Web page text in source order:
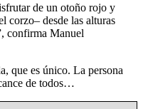
de un otoño rojo y
corzo– desde las alturas
confirma Manuel
que es único. La persona
de todos…